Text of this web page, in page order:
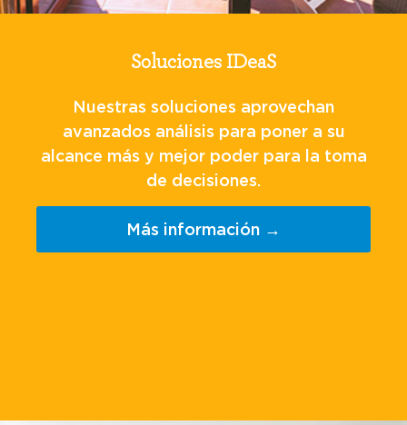
Soluciones IDeaS
Nuestras soluciones aprovechan
avanzados análisis para poner a su
alcance más y mejor poder para la toma
de decisiones.
Más información →